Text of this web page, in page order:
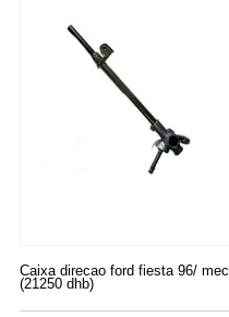
Caixa direcao ford fiesta 96/ mec
(21250 dhb)